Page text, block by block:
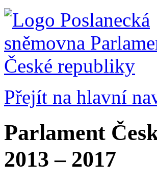
Přejít na hlavní
Parlament
2013 – 2017